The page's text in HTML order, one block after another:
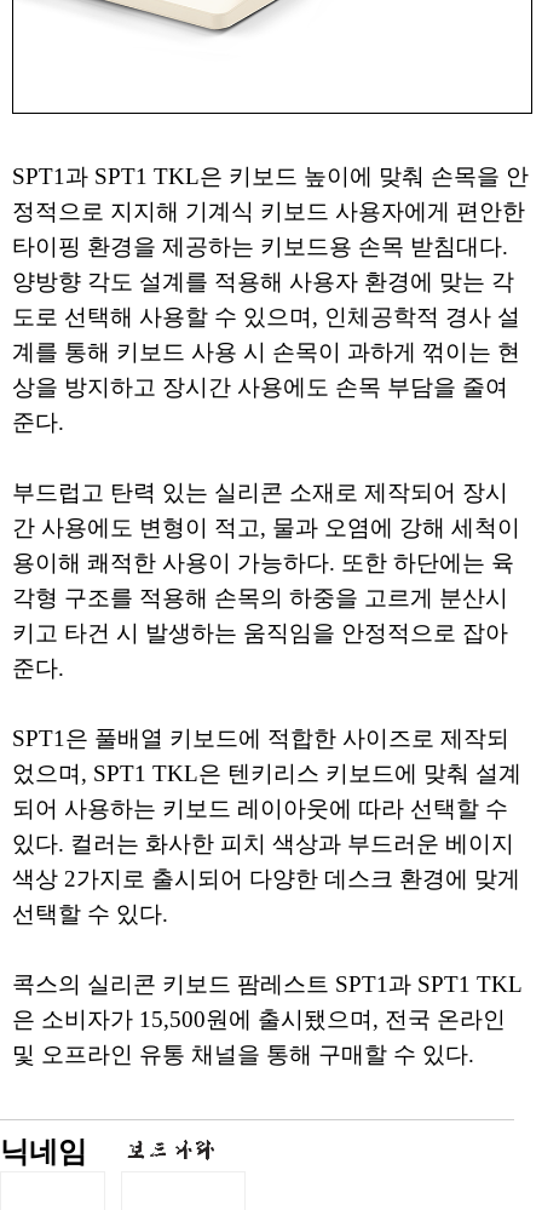
SPT1과 SPT1 TKL은 키보드 높이에 맞춰 손목을 안
정적으로 지지해 기계식 키보드 사용자에게 편안한
타이핑 환경을 제공하는 키보드용 손목 받침대다.
양방향 각도 설계를 적용해 사용자 환경에 맞는 각
도로 선택해 사용할 수 있으며, 인체공학적 경사 설
계를 통해 키보드 사용 시 손목이 과하게 꺾이는 현
상을 방지하고 장시간 사용에도 손목 부담을 줄여
준다.
부드럽고 탄력 있는 실리콘 소재로 제작되어 장시
간 사용에도 변형이 적고, 물과 오염에 강해 세척이
용이해 쾌적한 사용이 가능하다. 또한 하단에는 육
각형 구조를 적용해 손목의 하중을 고르게 분산시
키고 타건 시 발생하는 움직임을 안정적으로 잡아
준다.
SPT1은 풀배열 키보드에 적합한 사이즈로 제작되
었으며, SPT1 TKL은 텐키리스 키보드에 맞춰 설계
되어 사용하는 키보드 레이아웃에 따라 선택할 수
있다. 컬러는 화사한 피치 색상과 부드러운 베이지
색상 2가지로 출시되어 다양한 데스크 환경에 맞게
선택할 수 있다.
콕스의 실리콘 키보드 팜레스트 SPT1과 SPT1 TKL
은 소비자가 15,500원에 출시됐으며, 전국 온라인
및 오프라인 유통 채널을 통해 구매할 수 있다.
닉네임